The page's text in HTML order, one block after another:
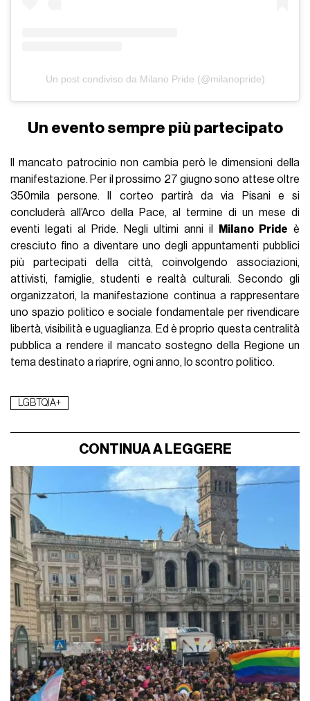
Un post condiviso da Milano Pride (@milanopride)
Un evento sempre più partecipato
Il mancato patrocinio non cambia però le dimensioni della
manifestazione. Per il prossimo 27 giugno sono attese oltre
350mila persone. Il corteo partirà da via Pisani e si
concluderà all’Arco della Pace, al termine di un mese di
eventi legati al Pride. Negli ultimi anni il
Milano Pride è
cresciuto fino a diventare uno degli appuntamenti pubblici
più partecipati della città, coinvolgendo associazioni,
attivisti, famiglie, studenti e realtà culturali. Secondo gli
organizzatori, la manifestazione continua a rappresentare
uno spazio politico e sociale fondamentale per rivendicare
libertà, visibilità e uguaglianza. Ed è proprio questa centralità
pubblica a rendere il mancato sostegno della Regione un
tema destinato a riaprire, ogni anno, lo scontro politico.
LGBTQIA+
CONTINUA A LEGGERE